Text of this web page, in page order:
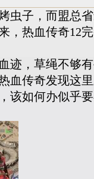
虫子，而盟总
，热血传奇12
迹，草绳不够
血传奇发现这
该如何办似乎